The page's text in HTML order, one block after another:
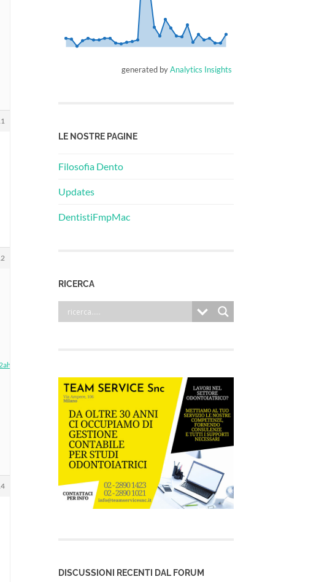
generated byAnalytics Insights
LE NOSTRE PAGINE
Filosofia Dento
Updates
DentistiFmpMac
RICERCA
DISCUSSIONI RECENTI DAL FORUM